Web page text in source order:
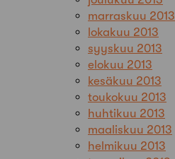
marraskuu 2013
lokakuu 2013
syyskuu 2013
elokuu 2013
kesäkuu 2013
toukokuu 2013
huhtikuu 2013
maaliskuu 2013
helmikuu 2013